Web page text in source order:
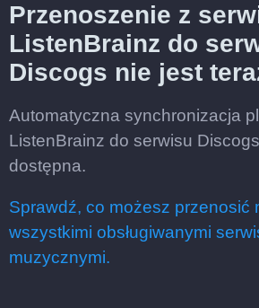
Przenoszenie z
ListenBrainz do
Discogs nie jest
Automatyczna synchronizacja
ListenBrainz do serwisu
dostępna.
Sprawdź, co możesz przenosić
wszystkimi obsługiwanymi
muzycznymi.